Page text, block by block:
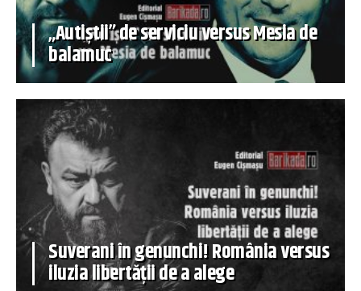
„Autiștii” de serviciu versus Mesia de
balamuc
Suverani în genunchi! România versus
iluzia libertății de a alege